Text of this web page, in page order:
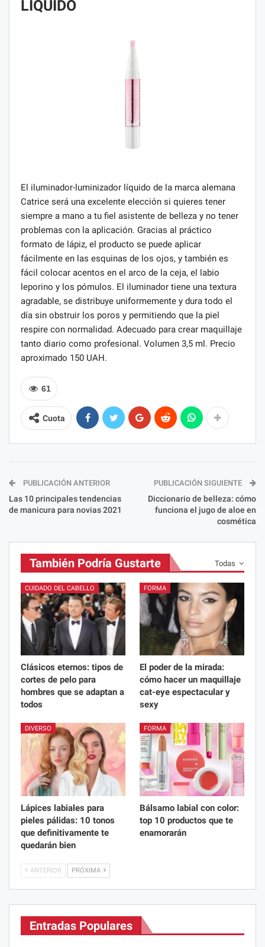
LÍQUIDO
El iluminador-luminizador líquido de la marca alemana
Catrice será una excelente elección si quieres tener
siempre a mano a tu fiel asistente de belleza y no tener
problemas con la aplicación. Gracias al práctico
formato de lápiz, el producto se puede aplicar
fácilmente en las esquinas de los ojos, y también es
fácil colocar acentos en el arco de la ceja, el labio
leporino y los pómulos. El iluminador tiene una textura
agradable, se distribuye uniformemente y dura todo el
día sin obstruir los poros y permitiendo que la piel
respire con normalidad. Adecuado para crear maquillaje
tanto diario como profesional. Volumen 3,5 ml. Precio
aproximado 150 UAH.
61
Cuota
PUBLICACIÓN ANTERIOR
Las 10 principales tendencias
de manicura para novias 2021
PUBLICACIÓN SIGUIENTE
Diccionario de belleza: cómo
funciona el jugo de aloe en
cosmética
Todas
También Podría Gustarte
CUIDADO DEL CABELLO
Clásicos eternos: tipos de
cortes de pelo para
hombres que se adaptan a
todos
FORMA
El poder de la mirada:
cómo hacer un maquillaje
cat-eye espectacular y
sexy
DIVERSO
Lápices labiales para
pieles pálidas: 10 tonos
que definitivamente te
quedarán bien
FORMA
Bálsamo labial con color:
top 10 productos que te
enamorarán
ANTERIOR PRÓXIMA
Entradas Populares